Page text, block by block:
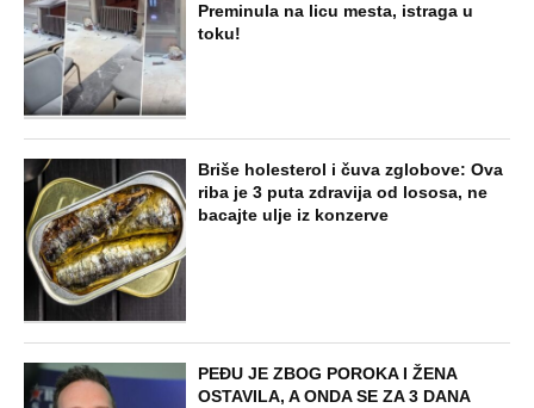
Preminula na licu mesta, istraga u
toku!
Briše holesterol i čuva zglobove: Ova
riba je 3 puta zdravija od lososa, ne
bacajte ulje iz konzerve
PEĐU JE ZBOG POROKA I ŽENA
OSTAVILA, A ONDA SE ZA 3 DANA